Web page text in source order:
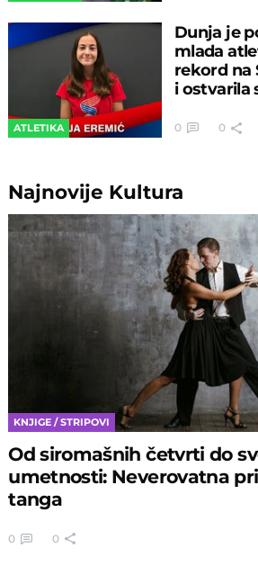
ATLETIKA
Dunja je
mlada
rekord na
i ostvarila
0 0
Najnovije Kultura
KNJIGE / STRIPOVI
Od siromašnih četvrti do
umetnosti: Neverovatna
tanga
0 0